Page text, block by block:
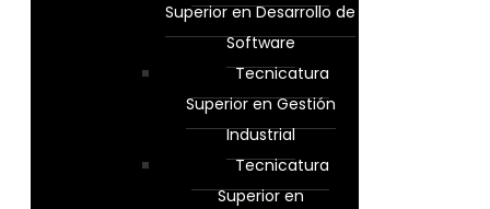
Superior en Desarrollo de
Software
Tecnicatura
Superior en Gestión
Industrial
Tecnicatura
Superior en